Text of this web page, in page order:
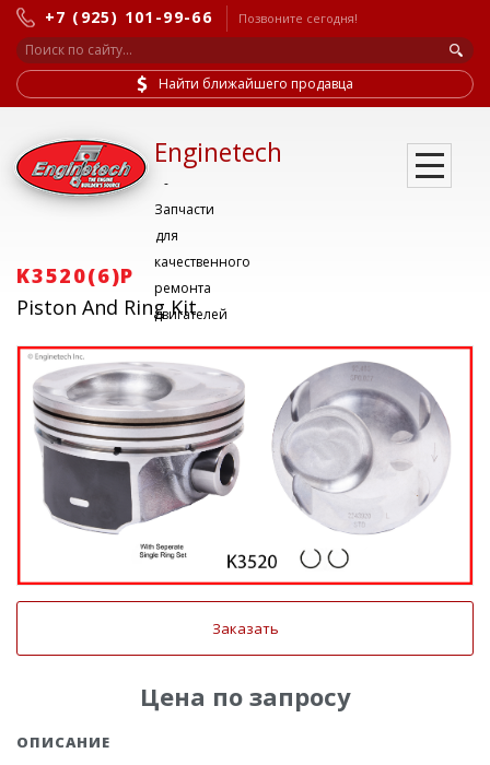
+7 (925) 101-99-66 Позвоните сегодня!
Найти ближайшего продавца
Enginetech
-
Запчасти
для
качественного
ремонта
двигателей
K3520(6)P
Piston And Ring Kit
Заказать
Цена по запросу
ОПИСАНИЕ